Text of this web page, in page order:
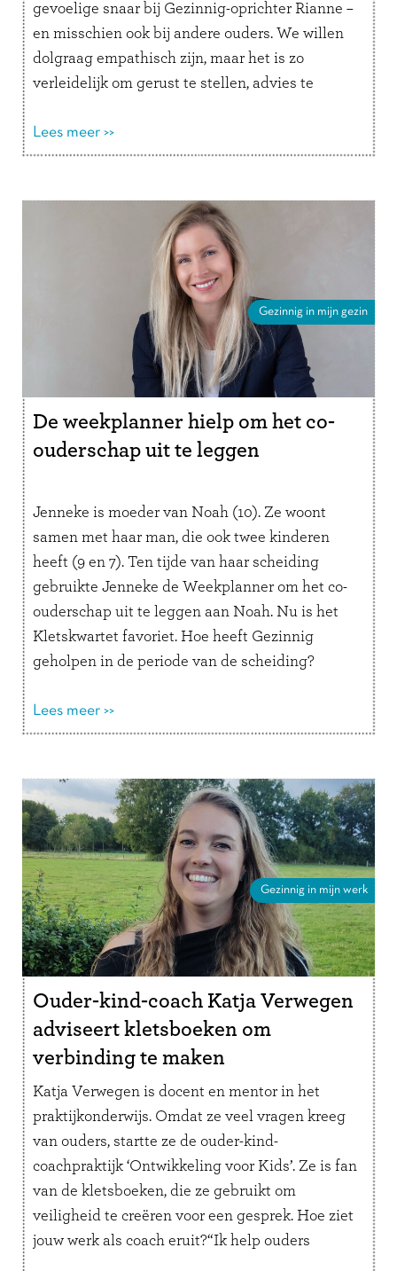
gevoelige snaar bij Gezinnig-oprichter Rianne –
en misschien ook bij andere ouders. We willen
dolgraag empathisch zijn, maar het is zo
verleidelijk om gerust te stellen, advies te
verder
Lees meer >>
Gezinnig in mijn gezin
De weekplanner hielp om het co-
ouderschap uit te leggen
Jenneke is moeder van Noah (10). Ze woont
samen met haar man, die ook twee kinderen
heeft (9 en 7). Ten tijde van haar scheiding
gebruikte Jenneke de Weekplanner om het co-
ouderschap uit te leggen aan Noah. Nu is het
Kletskwartet favoriet. Hoe heeft Gezinnig
geholpen in de periode van de scheiding?
Lees meer >>
Gezinnig in mijn werk
Ouder-kind-coach Katja Verwegen
adviseert kletsboeken om
verbinding te maken
Katja Verwegen is docent en mentor in het
praktijkonderwijs. Omdat ze veel vragen kreeg
van ouders, startte ze de ouder-kind-
coachpraktijk ‘Ontwikkeling voor Kids’. Ze is fan
van de kletsboeken, die ze gebruikt om
veiligheid te creëren voor een gesprek. Hoe ziet
jouw werk als coach eruit?“Ik help ouders